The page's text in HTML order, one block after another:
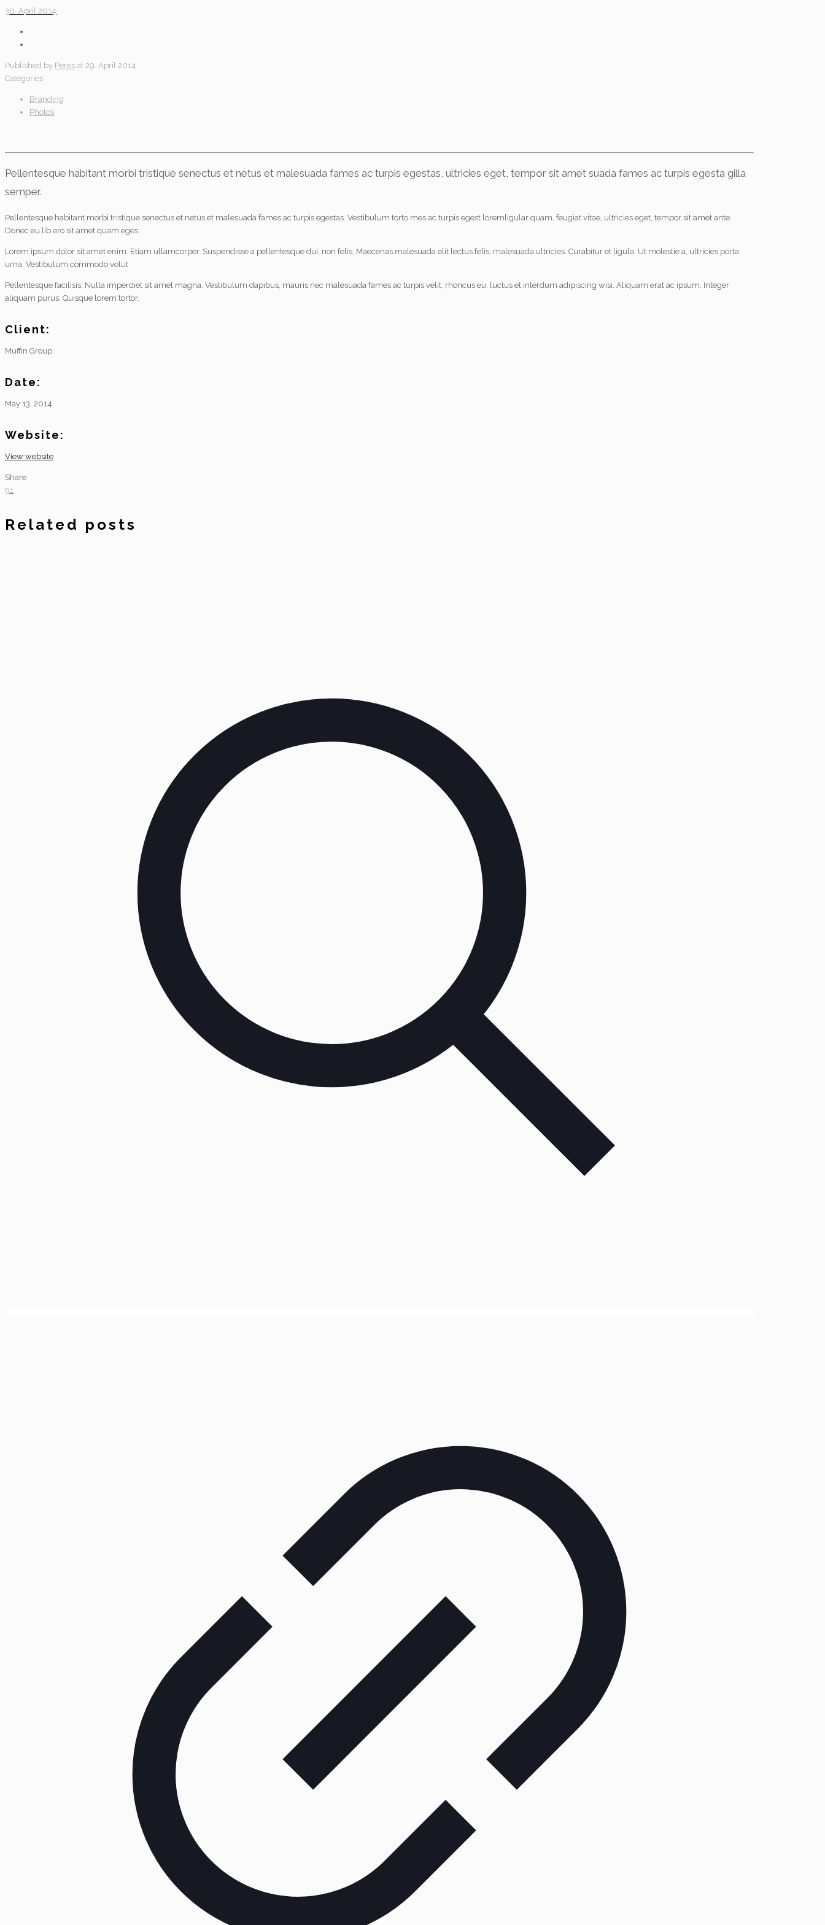
30. April 2014
Published by Peres at 29. April 2014
Categories
Branding
Photos
Pellentesque habitant morbi tristique senectus et netus et malesuada fames ac turpis egestas, ultricies eget, tempor sit amet suada fames ac turpis egesta gilla
semper.
Pellentesque habitant morbi tristique senectus et netus et malesuada fames ac turpis egestas. Vestibulum torto mes ac turpis egest loremligular quam, feugiat vitae, ultricies eget, tempor sit amet ante.
Donec eu lib ero sit amet quam eges.
Lorem ipsum dolor sit amet enim. Etiam ullamcorper. Suspendisse a pellentesque dui, non felis. Maecenas malesuada elit lectus felis, malesuada ultricies. Curabitur et ligula. Ut molestie a, ultricies porta
urna. Vestibulum commodo volut
Pellentesque facilisis. Nulla imperdiet sit amet magna. Vestibulum dapibus, mauris nec malesuada fames ac turpis velit, rhoncus eu, luctus et interdum adipiscing wisi. Aliquam erat ac ipsum. Integer
aliquam purus. Quisque lorem tortor.
Client:
Muffin Group
Date:
May 13, 2014
Website:
View website
Share
91
Related posts